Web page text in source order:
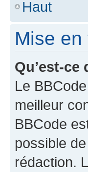
Haut
Mise
Qu’est-ce
Le
meilleur
BBCode
possible
rédaction.